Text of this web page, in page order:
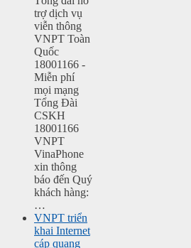
trợ dịch vụ
viễn thông
VNPT Toàn
Quốc
18001166 -
Miễn phí
mọi mạng
Tổng Đài
CSKH
18001166
VNPT
VinaPhone
xin thông
báo đến Quý
khách hàng:
…
VNPT triển
khai Internet
cáp quang